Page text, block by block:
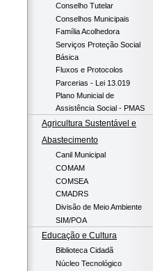
Conselho Tutelar
Conselhos Municipais
Família Acolhedora
Serviços Proteção Social
Básica
Fluxos e Protocolos
Parcerias - Lei 13.019
Plano Municial de
Assistência Social - PMAS
Agricultura Sustentável e
Abastecimento
Canil Municipal
COMAM
COMSEA
CMADRS
Divisão de Meio Ambiente
SIM/POA
Educação e Cultura
Biblioteca Cidadã
Núcleo Tecnológico